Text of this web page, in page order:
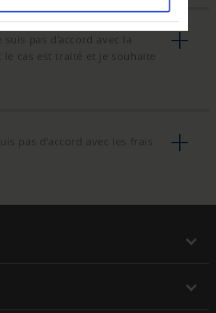
suis pas d'accord avec la
le cas est traité et je souhaite
pas d'accord avec les frais